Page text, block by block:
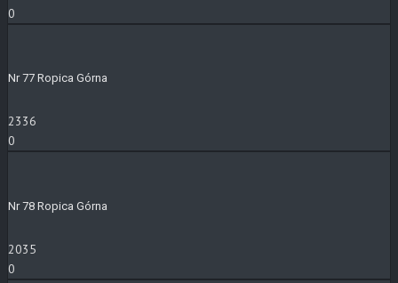
0
Nr 77 Ropica Górna
2336
0
Nr 78 Ropica Górna
2035
0